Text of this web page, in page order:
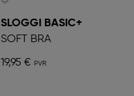
SLOGGI BASIC+
SOFT BRA
19,95 €